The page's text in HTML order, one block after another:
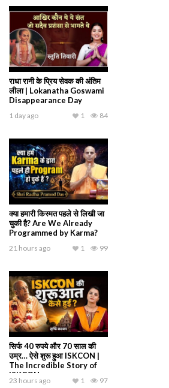
राधा रानी के प्रिय सेवक की अंतिम
लीला | Lokanatha Goswami
Disappearance Day
1 day ago 84
1
क्या हमारी किस्मत पहले से लिखी जा
चुकी है? Are We Already
Programmed by Karma?
21 hours ago 99
1
सिर्फ 40 रुपये और 70 साल की
उम्र… ऐसे शुरू हुआ ISKCON |
The Incredible Story of
ISKCON
23 hours ago 97
1